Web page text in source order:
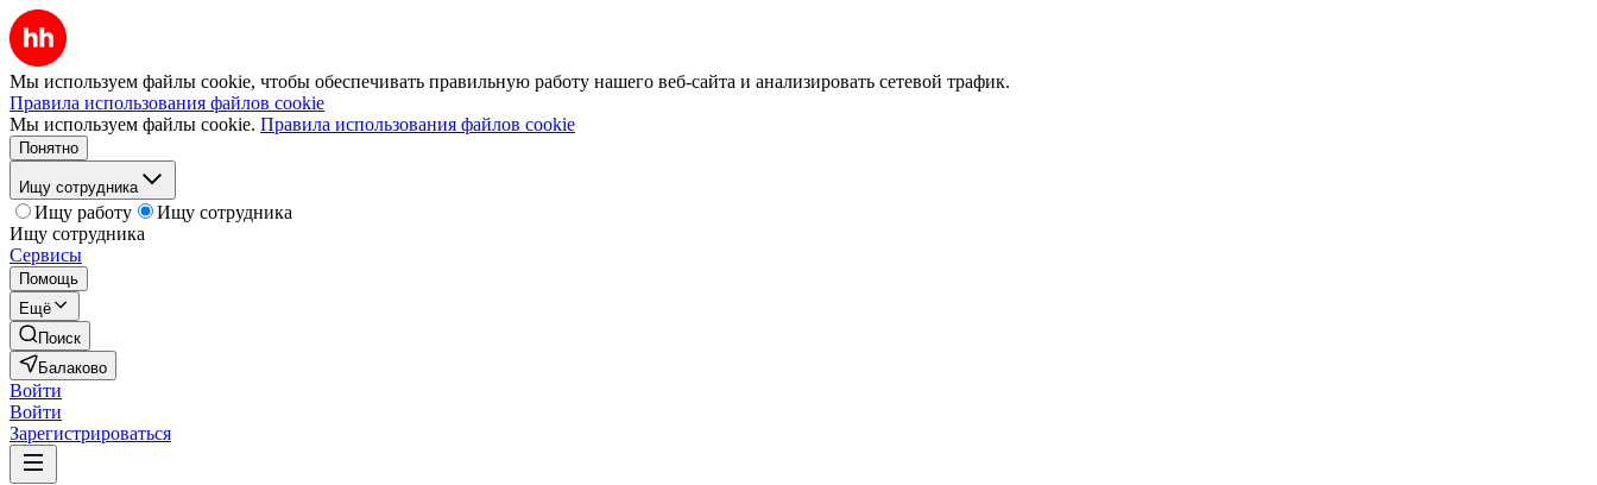
Мы используем файлы cookie, чтобы обеспечивать правильную работу нашего веб-сайта и анализировать сетевой трафик.
Правила использования файлов cookie
Мы используем файлы cookie. Правила использования файлов cookie
Понятно
Ищу сотрудника
Ищу работу
Ищу сотрудника
Ищу сотрудника
Сервисы
Помощь
Ещё
Поиск
Балаково
Войти
Войти
Зарегистрироваться